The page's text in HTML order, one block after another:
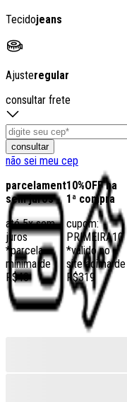
Tecidojeans
Ajusteregular
consultar frete
consultar
não sei meu cep
parcelamento
sem juros
até 5x sem
juros
*parcela
mínima de
R$40
10%OFF na
1ª compra
cupom:
PRIMEIRA10
*válido no
site acima de
R$319